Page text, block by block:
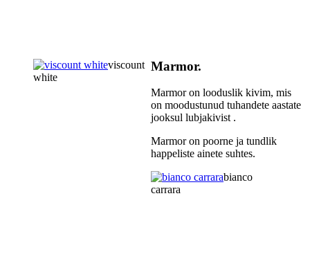
viscount
white
Marmor.
Marmor on looduslik kivim, mis
on moodustunud tuhandete aastate
jooksul lubjakivist .
Marmor on poorne ja tundlik
happeliste ainete suhtes.
bianco
carrara